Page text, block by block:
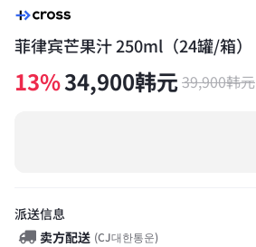
菲律宾芒果汁 250ml（24罐/箱）
13%34,900韩元39,900韩元
派送信息
卖方配送 (CJ대한통운)